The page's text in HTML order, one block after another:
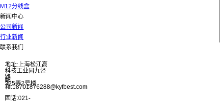
M12分线盒
新闻中心
公司新闻
行业新闻
联系我们
地址:上海松江高
科技工业园九泾
路
325弄2号楼
邮
箱:18701876288@kyfbest.com
固话:021-